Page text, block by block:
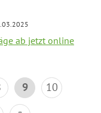
ab jetzt online
9
10